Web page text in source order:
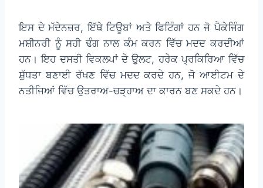
ਇਸ ਦੇ ਮੱਦੇਨਜ਼ਰ, ਇੱਥੇ ਟਿਊਬਾਂ ਅਤੇ ਫਿਟਿੰਗਾਂ ਹਨ ਜੋ ਪੈਕੇਜਿੰਗ
ਮਸ਼ੀਨਰੀ ਨੂੰ ਸਹੀ ਢੰਗ ਨਾਲ ਕੰਮ ਕਰਨ ਵਿੱਚ ਮਦਦ ਕਰਦੀਆਂ
ਹਨ। ਇਹ ਦਸਤੀ ਵਿਕਲਪਾਂ ਦੇ ਉਲਟ, ਹਰੇਕ ਪ੍ਰਕਿਰਿਆ ਵਿੱਚ
ਸ਼ੁੱਧਤਾ ਬਣਾਈ ਰੱਖਣ ਵਿੱਚ ਮਦਦ ਕਰਦੇ ਹਨ, ਜੋ ਆਈਟਮ ਦੇ
ਨਤੀਜਿਆਂ ਵਿੱਚ ਉਤਰਾਅ-ਚੜ੍ਹਾਅ ਦਾ ਕਾਰਨ ਬਣ ਸਕਦੇ ਹਨ।